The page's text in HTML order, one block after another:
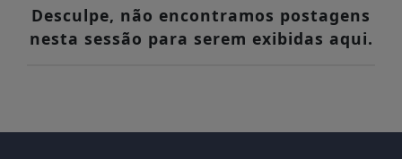
Desculpe, não encontramos postagens
nesta sessão para serem exibidas aqui.